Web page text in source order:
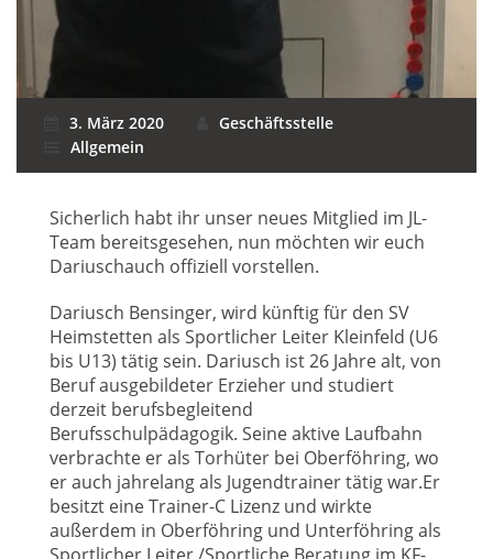
3. März 2020
Geschäftsstelle
Allgemein
Sicherlich habt ihr unser neues Mitglied im JL-
Team bereitsgesehen, nun möchten wir euch
Dariuschauch offiziell vorstellen.
Dariusch Bensinger, wird künftig für den SV
Heimstetten als Sportlicher Leiter Kleinfeld (U6
bis U13) tätig sein. Dariusch ist 26 Jahre alt, von
Beruf ausgebildeter Erzieher und studiert
derzeit berufsbegleitend
Berufsschulpädagogik. Seine aktive Laufbahn
verbrachte er als Torhüter bei Oberföhring, wo
er auch jahrelang als Jugendtrainer tätig war.Er
besitzt eine Trainer-C Lizenz und wirkte
außerdem in Oberföhring und Unterföhring als